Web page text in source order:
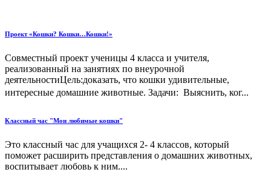
Проект «Кошки? Кошки…Кошки!»
Совместный проект ученицы 4 класса и учителя,
реализованный на занятиях по внеурочной
деятельностиЦель:доказать, что кошки удивительные,
интересные домашние животные. Задачи: Выяснить, ког...
Классный час "Мои любимые кошки"
Это классный час для учащихся 2- 4 классов, который
поможет расширить представления о домашних животных,
воспитывает любовь к ним....